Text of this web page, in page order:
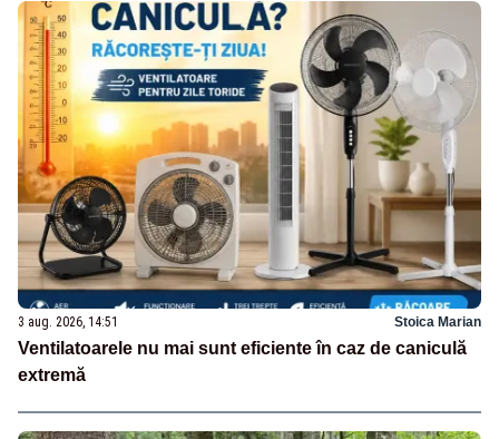
3 aug. 2026, 14:51 Stoica Marian
Ventilatoarele nu mai sunt eficiente în caz de caniculă
extremă